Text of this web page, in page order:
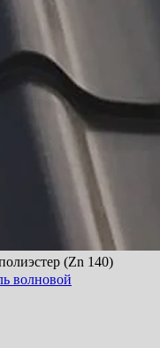
(Zn 140)
волновой